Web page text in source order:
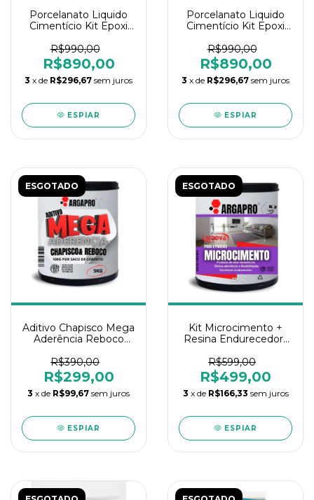
Porcelanato Liquido
Cimentício Kit Epoxi
R$990,00
R$890,00
3 x de R$296,67 sem juros
ESPIAR
Porcelanato Liquido
Cimentício Kit Epoxi
R$990,00
R$890,00
3 x de R$296,67 sem juros
ESPIAR
ESGOTADO
Aditivo Chapisco Mega
Aderência Reboco
Argapro
R$390,00
R$299,00
3 x de R$99,67 sem juros
ESPIAR
ESGOTADO
Kit Microcimento +
Resina Endurecedora
R$599,00
R$499,00
3 x de R$166,33 sem juros
ESPIAR